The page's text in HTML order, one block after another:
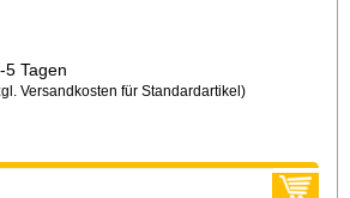
5 Tagen
Versandkosten für Standardartikel )